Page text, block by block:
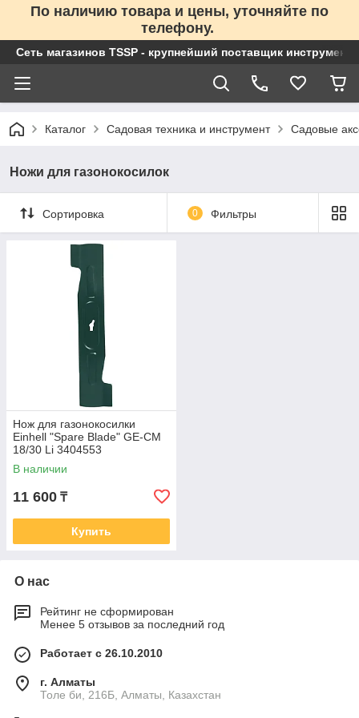
По наличию товара и цены, уточняйте по
телефону.
Сеть магазинов TSSP - крупнейший поставщик
Каталог Садовая техника и инструмент Садовые
Ножи для газонокосилок
Сортировка 0 Фильтры
Нож для газонокосилки
Einhell "Spare Blade" GE-CM
18/30 Li 3404553
В наличии
11 600 ₸
Купить
О нас
Рейтинг не сформирован
Менее 5 отзывов за последний год
Работает с 26.10.2010
г. Алматы
Толе би, 216Б, Алматы, Казахстан